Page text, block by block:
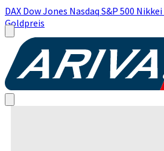
DAX Dow Jones Nasdaq S&P 500 Nikkei
Goldpreis